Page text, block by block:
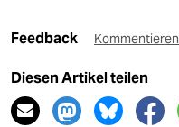
Feedback Kommentieren
Diesen Artikel teilen